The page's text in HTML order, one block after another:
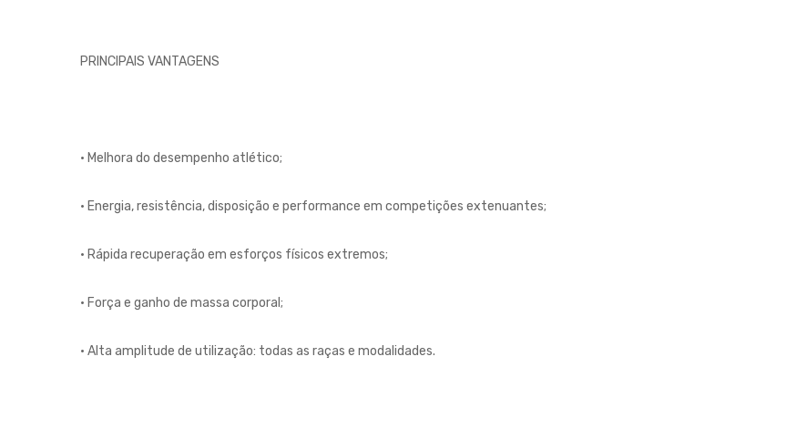
PRINCIPAIS VANTAGENS
• Melhora do desempenho atlético;
• Energia, resistência, disposição e performance em competições extenuantes;
• Rápida recuperação em esforços físicos extremos;
• Força e ganho de massa corporal;
• Alta amplitude de utilização: todas as raças e modalidades.